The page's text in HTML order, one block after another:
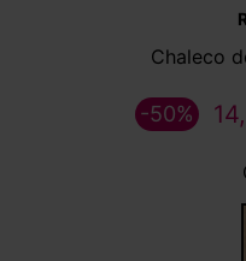
Chaleco
-50%